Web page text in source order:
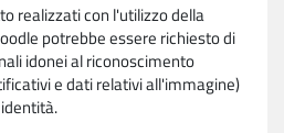
realizzati con l'utilizzo della
potrebbe essere richiesto di
idonei al riconoscimento
e dati relativi all'immagine)